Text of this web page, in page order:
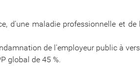
d'une maladie professionnelle et
de l'employeur public à
global de 45 %.